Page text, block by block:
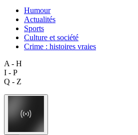
Humour
Actualités
Sports
Culture et société
Crime : histoires vraies
A - H
I - P
Q - Z